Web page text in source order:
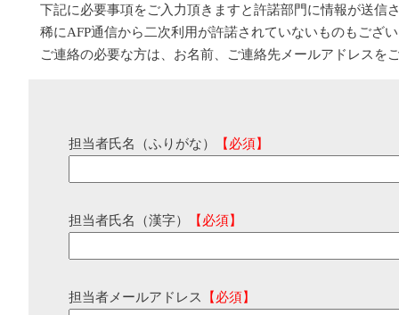
下記に必要事項をご入力頂きますと許諾部門に情報が送信
稀にAFP通信から二次利用が許諾されていないものもござ
ご連絡の必要な方は、お名前、ご連絡先メールアドレスを
担当者氏名（ふりがな） 【必須】
担当者氏名（漢字） 【必須】
担当者メールアドレス 【必須】